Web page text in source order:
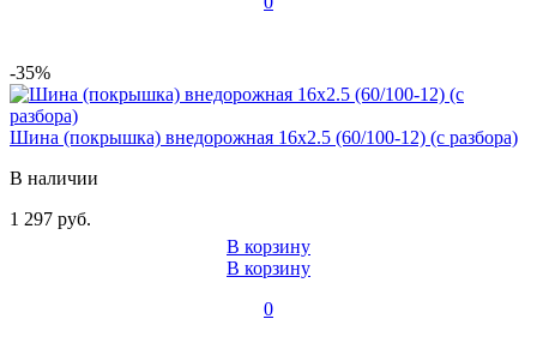
-35%
Шина (покрышка) внедорожная 16x2.5 (60/100-12) (с разбора)
В наличии
1 297 руб.
В корзину
В корзину
0